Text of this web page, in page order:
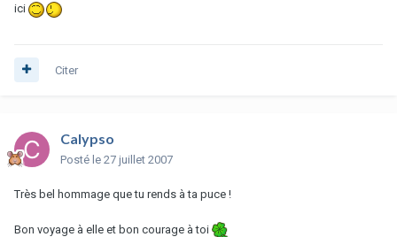
ici
Citer
Calypso
Posté le 27 juillet 2007
Très bel hommage que tu rends à ta puce !
Bon voyage à elle et bon courage à toi